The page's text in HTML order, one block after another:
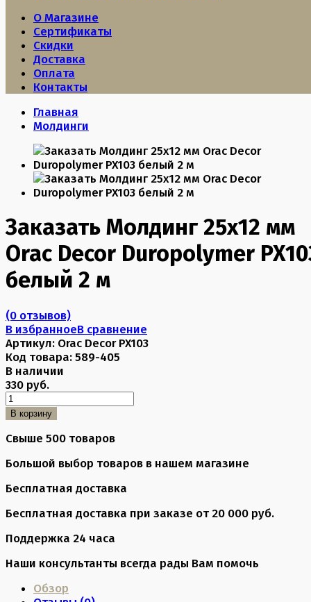
О Магазине
Сертификаты
Скидки
Доставка
Оплата
Контакты
Главная
Молдинги
Заказать Молдинг 25х12 мм
Orac Decor Duropolymer
белый 2 м
(0 отзывов)
В избранноеВ сравнение
Артикул: Orac Decor PX103
Код товара: 589-405
В наличии
330 руб.
В корзину
Свыше 500 товаров
Большой выбор товаров в нашем магазине
Бесплатная доставка
Бесплатная доставка при заказе от 20 000 руб.
Поддержка 24 часа
Наши консультанты всегда рады Вам помочь
Обзор